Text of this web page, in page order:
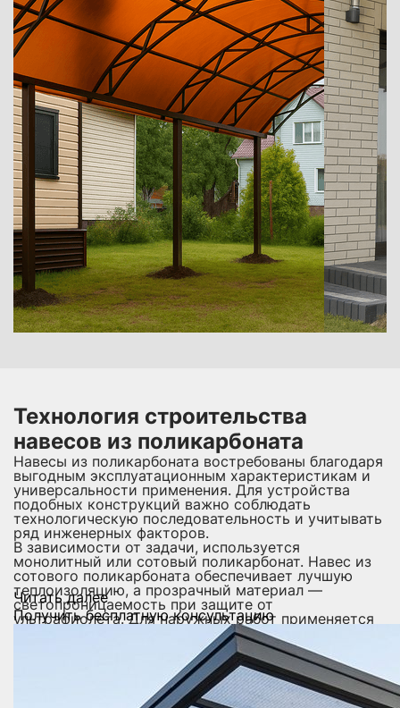
Технология строительства
навесов из поликарбоната
Навесы из поликарбоната востребованы благодаря
выгодным эксплуатационным характеристикам и
универсальности применения. Для устройства
подобных конструкций важно соблюдать
технологическую последовательность и учитывать
ряд инженерных факторов.
В зависимости от задачи, используется
монолитный или сотовый поликарбонат. Навес из
сотового поликарбоната обеспечивает лучшую
теплоизоляцию, а прозрачный материал —
светопроницаемость при защите от
ультрафиолета. Для наружных работ применяется
лист толщиной от 6 до 16 мм с УФ-защитным
Типовая технология строительства навеса из
поликарбоната включает следующие этапы:
Осуществление замеров участка, подбор размеров
Читать далее
Получить бесплатную консультацию